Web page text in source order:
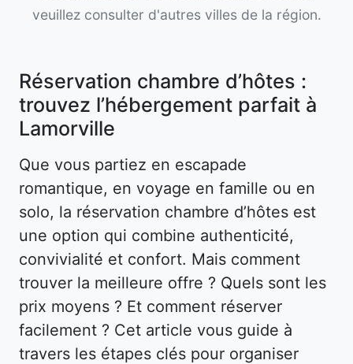
veuillez consulter d'autres villes de la région.
Réservation chambre d’hôtes :
trouvez l’hébergement parfait à
Lamorville
Que vous partiez en escapade
romantique, en voyage en famille ou en
solo, la réservation chambre d’hôtes est
une option qui combine authenticité,
convivialité et confort. Mais comment
trouver la meilleure offre ? Quels sont les
prix moyens ? Et comment réserver
facilement ? Cet article vous guide à
travers les étapes clés pour organiser